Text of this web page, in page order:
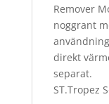
Remover
noggrant
direkt
separat.
ST.Tropez